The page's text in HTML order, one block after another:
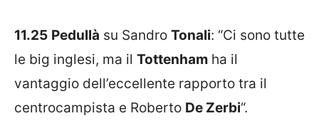
11.25 Pedullà su Sandro Tonali: “Ci sono tutte
le big inglesi, ma il Tottenham ha il
vantaggio dell’eccellente rapporto tra il
centrocampista e Roberto De Zerbi“.